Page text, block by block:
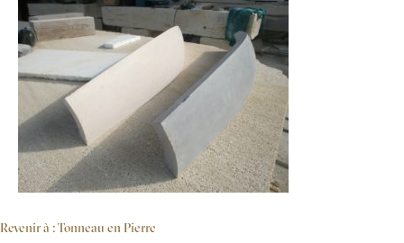
Revenir à : Tonneau en Pierre